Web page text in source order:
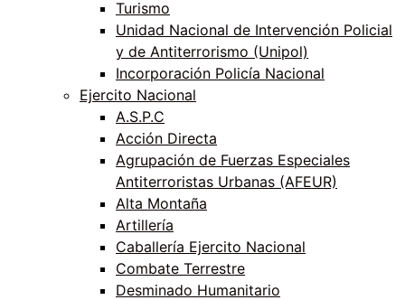
Turismo
Unidad Nacional de Intervención Policial
y de Antiterrorismo (Unipol)
Incorporación Policía Nacional
Ejercito Nacional
A.S.P.C
Acción Directa
Agrupación de Fuerzas Especiales
Antiterroristas Urbanas (AFEUR)
Alta Montaña
Artillería
Caballería Ejercito Nacional
Combate Terrestre
Desminado Humanitario